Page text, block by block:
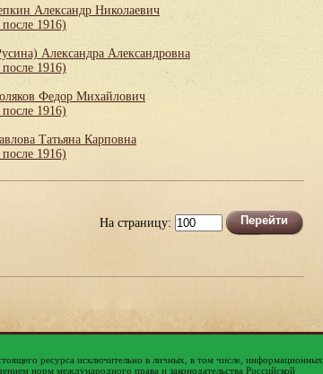
Александр Николаевич
1916)
Александра Александровна
1916)
Федор Михайлович
1916)
Татьяна Карповна
1916)
На страницу:
ресурса исключительно в личных, в том числе, информационных,
норм международного права и законодательства Российской